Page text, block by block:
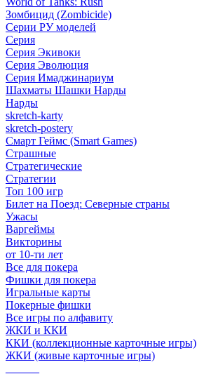
Зомбицид (Zombicide)
Серии РУ моделей
Серия
Серия Экивоки
Серия Эволюция
Серия Имаджинариум
Шахматы Шашки Нарды
Нарды
skretch-karty
skretch-postery
Смарт Геймс (Smart Games)
Страшные
Стратегические
Стратегии
Топ 100 игр
Билет на Поезд: Северные страны
Ужасы
Варгеймы
Викторины
от 10-ти лет
Все для покера
Фишки для покера
Игральные карты
Покерные фишки
Все игры по алфавиту
ЖКИ и ККИ
ККИ (коллекционные карточные игры)
ЖКИ (живые карточные игры)